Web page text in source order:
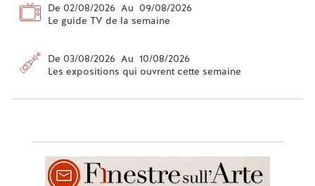
De 02/08/2026 Au 09/08/2026
Le guide TV de la semaine
De 03/08/2026 Au 10/08/2026
Les expositions qui ouvrent cette semaine